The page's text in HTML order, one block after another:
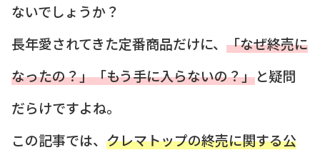
ないでしょうか？
長年愛されてきた定番商品だけに、 「なぜ終売に
なったの？」「もう手に入らないの？」と疑問
だらけですよね。
この記事では、 クレマトップの終売に関する公